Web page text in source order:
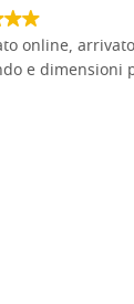
online,
e dimensioni